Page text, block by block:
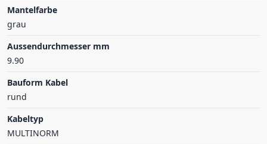
Mantelfarbe
grau
Aussendurchmesser mm
9.90
Bauform Kabel
rund
Kabeltyp
MULTINORM